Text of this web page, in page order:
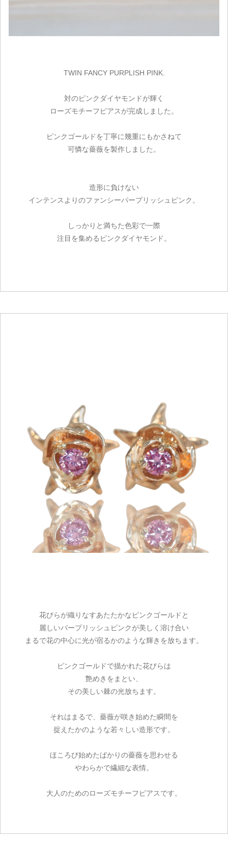
TWIN FANCY PURPLISH PINK.
対のピンクダイヤモンドが輝く
ローズモチーフピアスが完成しました。
ピンクゴールドを丁寧に幾重にもかさねて
可憐な薔薇を製作しました。
造形に負けない
インテンスよりのファンシーパープリッシュピンク。
しっかりと満ちた色彩で一際
注目を集めるピンクダイヤモンド。
花びらが織りなすあたたかなピンクゴールドと
麗しいパープリッシュピンクが美しく溶け合い
まるで花の中心に光が宿るかのような輝きを放ちます。
ピンクゴールドで描かれた花びらは
艶めきをまとい、
その美しい棘の光放ちます。
それはまるで、薔薇が咲き始めた瞬間を
捉えたかのような若々しい造形です。
ほころび始めたばかりの薔薇を思わせる
やわらかで繊細な表情。
大人のためのローズモチーフピアスです。